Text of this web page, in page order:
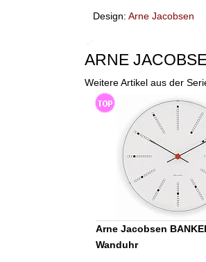
Design: Arne Jacobsen
ARNE
Weitere Artikel aus der
Arne Jacobsen
Wanduhr